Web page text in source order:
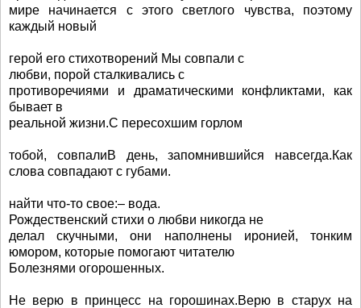
мире начинается с этого светлого чувства, поэтому
каждый новый
герой его стихотворений Мы совпали с
любви, порой сталкивались с
противоречиями и драматическими конфликтами, как
бывает в
реальной жизни.С пересохшим горлом
тобой, совпалиВ день, запомнившийся навсегда.Как
слова совпадают с губами.
найти что-то свое:– вода.
Рождественский стихи о любви никогда не
делал скучными, они наполнены иронией, тонким
юмором, которые помогают читателю
Болезнями огорошенных.
Не верю в принцесс на горошинах.Верю в старух на